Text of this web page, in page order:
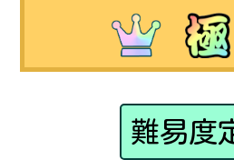
難易度